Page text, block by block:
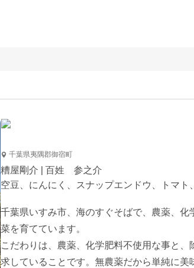
千葉県夷隅郡御宿町
糟屋剛介 | 百姓 参之介
空豆、にんにく、スナップエンドウ、トマト
千葉県いすみ市、海のすぐそばで、農薬、
菜を育てています。
こだわりは、農薬、化学肥料不使用な事と
求していることです。無農薬だから単純に